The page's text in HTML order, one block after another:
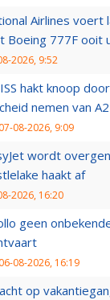
Airlines voert
Boeing 777F ooit
2026, 9:52
hakt knoop
nemen van
07-08-2026, 9:09
wordt
haakt af
2026, 16:20
geen
06-08-2026, 16:19
op